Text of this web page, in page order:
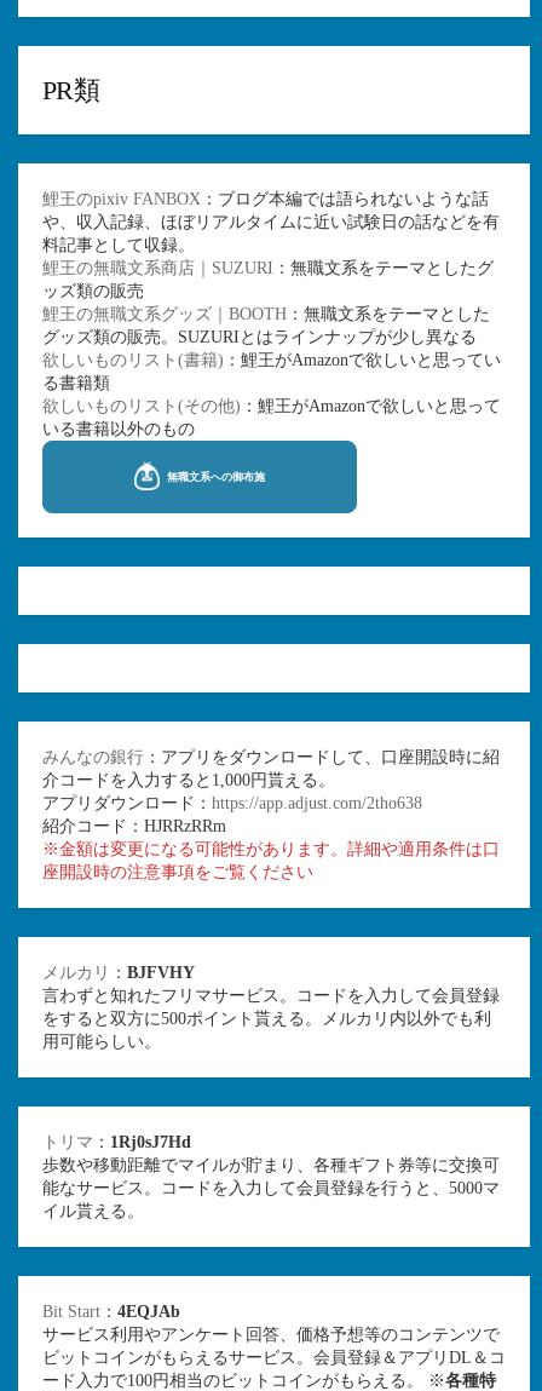
PR類
鯉王のpixiv FANBOX ：ブログ本編では語られないような話
や、収入記録、ほぼリアルタイムに近い試験日の話などを有
料記事として収録。
鯉王の無職文系商店｜SUZURI ：無職文系をテーマとしたグ
ッズ類の販売
鯉王の無職文系グッズ｜BOOTH ：無職文系をテーマとした
グッズ類の販売。SUZURIとはラインナップが少し異なる
欲しいものリスト(書籍) ：鯉王がAmazonで欲しいと思ってい
る書籍類
欲しいものリスト(その他) ：鯉王がAmazonで欲しいと思って
いる書籍以外のもの
みんなの銀行 ：アプリをダウンロードして、口座開設時に紹
介コードを入力すると1,000円貰える。
アプリダウンロード： https://app.adjust.com/2tho638
紹介コード：HJRRzRRm
※金額は変更になる可能性があります。詳細や適用条件は口
座開設時の注意事項をご覧ください
メルカリ ： BJFVHY
言わずと知れたフリマサービス。コードを入力して会員登録
をすると双方に500ポイント貰える。メルカリ内以外でも利
用可能らしい。
トリマ ： 1Rj0sJ7Hd
歩数や移動距離でマイルが貯まり、各種ギフト券等に交換可
能なサービス。コードを入力して会員登録を行うと、5000マ
イル貰える。
Bit Start ： 4EQJAb
サービス利用やアンケート回答、価格予想等のコンテンツで
ビットコインがもらえるサービス。会員登録＆アプリDL＆コ
ード入力で100円相当のビットコインがもらえる。 ※各種特